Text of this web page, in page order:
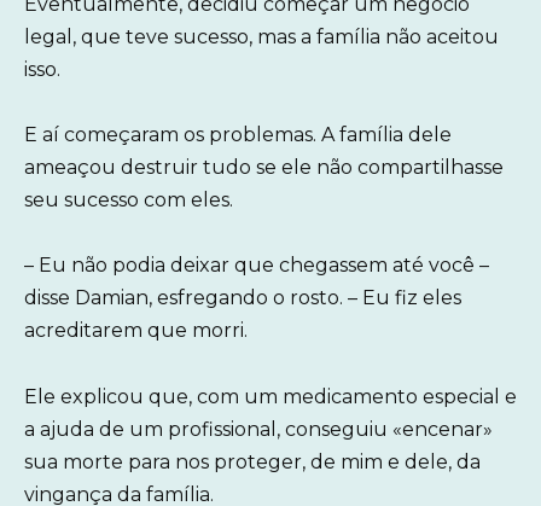
legal, que teve sucesso, mas a família não aceitou
isso.
E aí começaram os problemas. A família dele
ameaçou destruir tudo se ele não compartilhasse
seu sucesso com eles.
– Eu não podia deixar que chegassem até você –
disse Damian, esfregando o rosto. – Eu fiz eles
acreditarem que morri.
Ele explicou que, com um medicamento especial e
a ajuda de um profissional, conseguiu «encenar»
sua morte para nos proteger, de mim e dele, da
vingança da família.